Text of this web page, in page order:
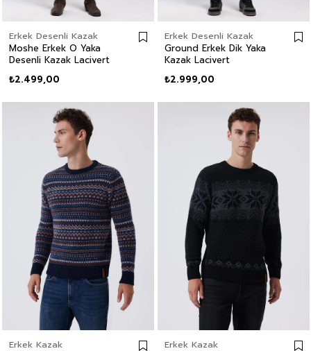
Erkek Desenli Kazak
Moshe Erkek O Yaka
Desenli Kazak Lacivert
₺2.499,00
Erkek Desenli Kazak
Ground Erkek Dik Yaka
Kazak Lacivert
₺2.999,00
Erkek Kazak
Erkek Kazak